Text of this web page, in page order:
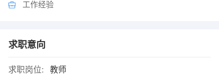
工作经验
求职意向
求职岗位:
教师